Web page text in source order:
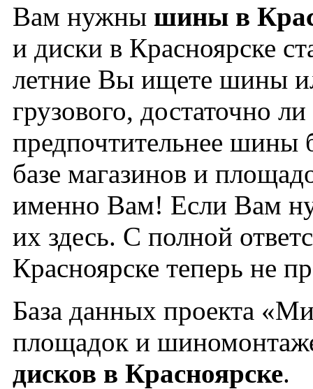
Вам нужны шины в
и диски в Красноярске
летние Вы ищете шины
грузового, достаточно
предпочтительнее шины
базе магазинов и
именно Вам! Если Вам
их здесь. С полной
Красноярске теперь не
База данных проекта
площадок и
дисков в Красноярске.